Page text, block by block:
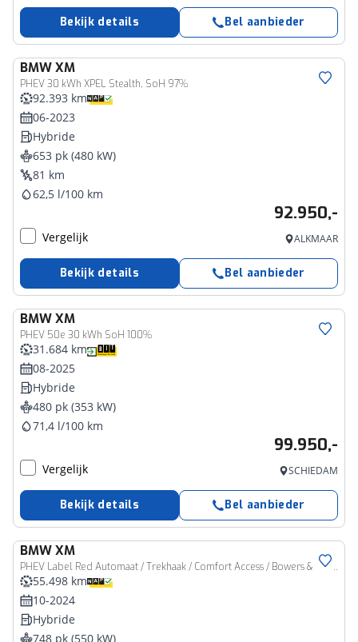
Bekijk details Bel aanbieder
BMWXM
PHEV 30 kWh XPEL Stealth, SoH 97%
92.393 km
06-2023
Hybride
653 pk (480 kW)
81 km
62,5 l/100 km
92.950,-
Vergelijk ALKMAAR
Bekijk details Bel aanbieder
BMWXM
PHEV 50e 30 kWh SoH 100%
31.684 km
08-2025
Hybride
480 pk (353 kW)
71,4 l/100 km
99.950,-
Vergelijk SCHIEDAM
Bekijk details Bel aanbieder
BMWXM
PHEV Label Red Automaat / Trekhaak / Comfort Access / Bowers & Wilkins / Stoelventilatie / Soft-Close / Parking Assistant Plus
55.498 km
10-2024
Hybride
748 pk (550 kW)